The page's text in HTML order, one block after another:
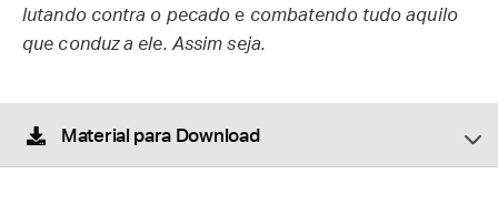
lutando contra o pecadoe combatendo tudo aquilo
que conduz a ele. Assim seja.
Material para Download